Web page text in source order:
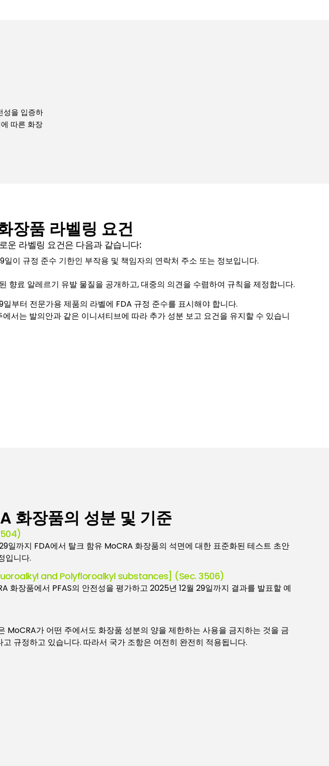
성을 입증하
따른 화장
장품 라벨링 요건
운 라벨링 요건은 다음과 같습니다:
일이 규정 준수 기한인 부작용 및 책임자의 연락처 주소 또는 정보입니다.
향료 알레르기 유발 물질을 공개하고, 대중의 의견을 수렴하여 규칙을 제정합니다.
일부터 전문가용 제품의 라벨에 FDA 규정 준수를 표시해야 합니다.
서는 발의안과 같은 이니셔티브에 따라 추가 성분 보고 요건을 유지할 수 있습니
화장품의 성분 및 기준
일까지 FDA에서 탈크 함유 MoCRA 화장품의 석면에 대한 표준화된 테스트 초안
입니다.
and Polyfloroalkyl substances] (Sec. 3506)
화장품에서 PFAS의 안전성을 평가하고 2025년 12월 29일까지 결과를 발표할 예
MoCRA가 어떤 주에서도 화장품 성분의 양을 제한하는 사용을 금지하는 것을 금
고 규정하고 있습니다. 따라서 국가 조항은 여전히 완전히 적용됩니다.